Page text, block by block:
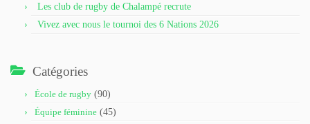
Les club de rugby de Chalampé recrute
Vivez avec nous le tournoi des 6 Nations 2026
Catégories
École de rugby (90)
Équipe féminine (45)